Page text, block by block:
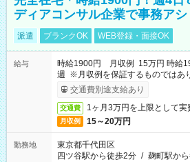
ディアコンサル企業で事務アシ
派遣 ブランクOK WEB登録・面接OK
給与
時給1900円 月収例 15万円 時給
週 ※月収例を保証するものではあ
ービス利用可（利用条件有）
交通費別途支給あり
交通費 1ヶ月3万円を上限として実
月収例 15～20万円
勤務地
東京都千代田区
四ツ谷駅から徒歩2分 / 麹町駅か